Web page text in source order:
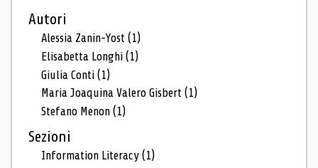
Autori
Alessia Zanin-Yost(1)
Elisabetta Longhi(1)
Giulia Conti(1)
Maria Joaquina Valero Gisbert(1)
Stefano Menon(1)
Sezioni
Information Literacy(1)